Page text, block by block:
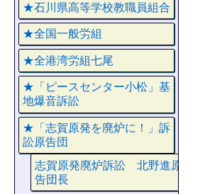
★石川県高等学校教職員組合
★全国一般労組
★全港湾労組七尾
★「ピースセンター小松」基
地爆音訴訟
★「志賀原発を廃炉に！」訴
訟原告団
志賀原発廃炉訴訟 北野進原
告団長